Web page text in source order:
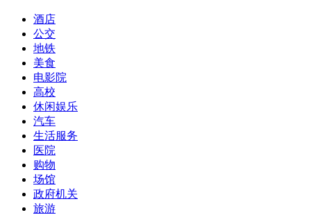
酒店
公交
地铁
美食
电影院
高校
休闲娱乐
汽车
生活服务
医院
购物
场馆
政府机关
旅游